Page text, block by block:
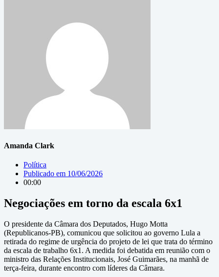
Amanda Clark
Política
Publicado em 10/06/2026
00:00
Negociações em torno da escala 6x1
O presidente da Câmara dos Deputados, Hugo Motta
(Republicanos-PB), comunicou que solicitou ao governo Lula a
retirada do regime de urgência do projeto de lei que trata do término
da escala de trabalho 6x1. A medida foi debatida em reunião com o
ministro das Relações Institucionais, José Guimarães, na manhã de
terça-feira, durante encontro com líderes da Câmara.